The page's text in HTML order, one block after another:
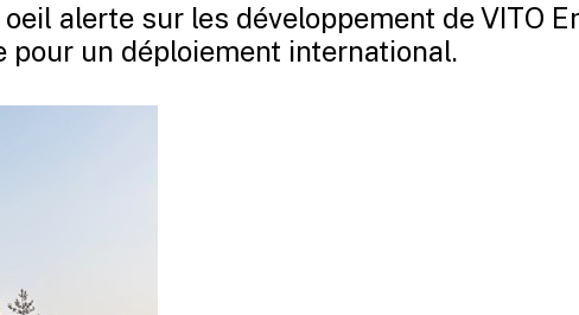
alerte sur les développement de VITO
un déploiement international.